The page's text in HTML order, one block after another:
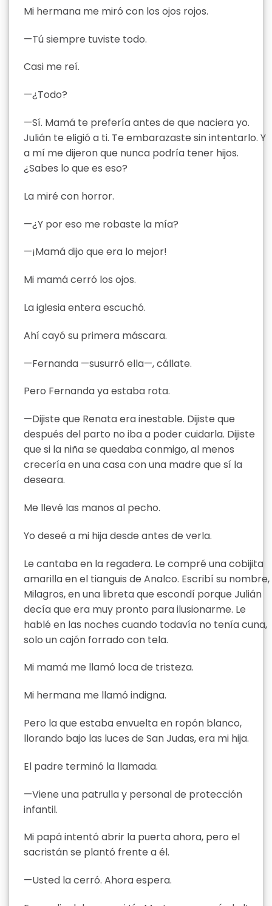
Mi hermana me miró con los ojos rojos.
—Tú siempre tuviste todo.
Casi me reí.
—¿Todo?
—Sí. Mamá te prefería antes de que naciera yo.
Julián te eligió a ti. Te embarazaste sin intentarlo. Y
a mí me dijeron que nunca podría tener hijos.
¿Sabes lo que es eso?
La miré con horror.
—¿Y por eso me robaste la mía?
—¡Mamá dijo que era lo mejor!
Mi mamá cerró los ojos.
La iglesia entera escuchó.
Ahí cayó su primera máscara.
—Fernanda —susurró ella—, cállate.
Pero Fernanda ya estaba rota.
—Dijiste que Renata era inestable. Dijiste que
después del parto no iba a poder cuidarla. Dijiste
que si la niña se quedaba conmigo, al menos
crecería en una casa con una madre que sí la
deseara.
Me llevé las manos al pecho.
Yo deseé a mi hija desde antes de verla.
Le cantaba en la regadera. Le compré una cobijita
amarilla en el tianguis de Analco. Escribí su nombre,
Milagros, en una libreta que escondí porque Julián
decía que era muy pronto para ilusionarme. Le
hablé en las noches cuando todavía no tenía cuna,
solo un cajón forrado con tela.
Mi mamá me llamó loca de tristeza.
Mi hermana me llamó indigna.
Pero la que estaba envuelta en ropón blanco,
llorando bajo las luces de San Judas, era mi hija.
El padre terminó la llamada.
—Viene una patrulla y personal de protección
infantil.
Mi papá intentó abrir la puerta ahora, pero el
sacristán se plantó frente a él.
—Usted la cerró. Ahora espera.